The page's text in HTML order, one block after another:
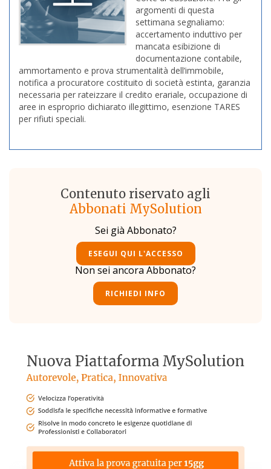
argomenti di questa
settimana segnaliamo:
accertamento induttivo per
mancata esibizione di
documentazione contabile,
ammortamento e prova strumentalità dell’immobile,
notifica a procuratore costituito di società estinta, garanzia
necessaria per rateizzare il credito erariale, occupazione di
aree in esproprio dichiarato illegittimo, esenzione TARES
per rifiuti speciali.
Contenuto riservato agli
Abbonati MySolution
Sei già Abbonato?
ESEGUI QUI L'ACCESSO
Non sei ancora Abbonato?
RICHIEDI INFO